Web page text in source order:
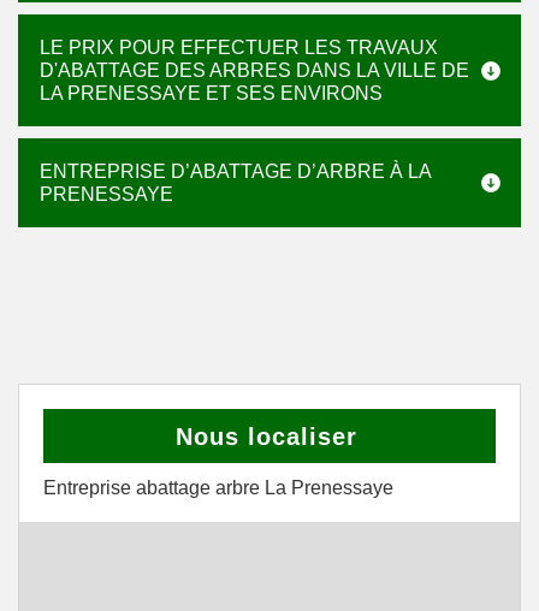
LE PRIX POUR EFFECTUER LES TRAVAUX
D'ABATTAGE DES ARBRES DANS LA VILLE DE
LA PRENESSAYE ET SES ENVIRONS
ENTREPRISE D’ABATTAGE D’ARBRE À LA
PRENESSAYE
Nous localiser
Entreprise abattage arbre La Prenessaye